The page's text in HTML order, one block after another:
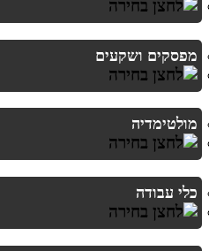
מפסקים ושקעים
מולטימדיה
כלי עבודה